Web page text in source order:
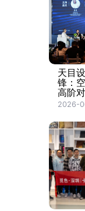
天目
锋：
高阶
2026-